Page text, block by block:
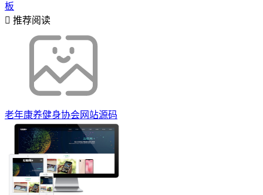
板
推荐阅读
老年康养健身协会网站源码